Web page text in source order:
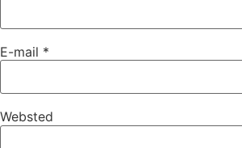
E-mail *
Websted